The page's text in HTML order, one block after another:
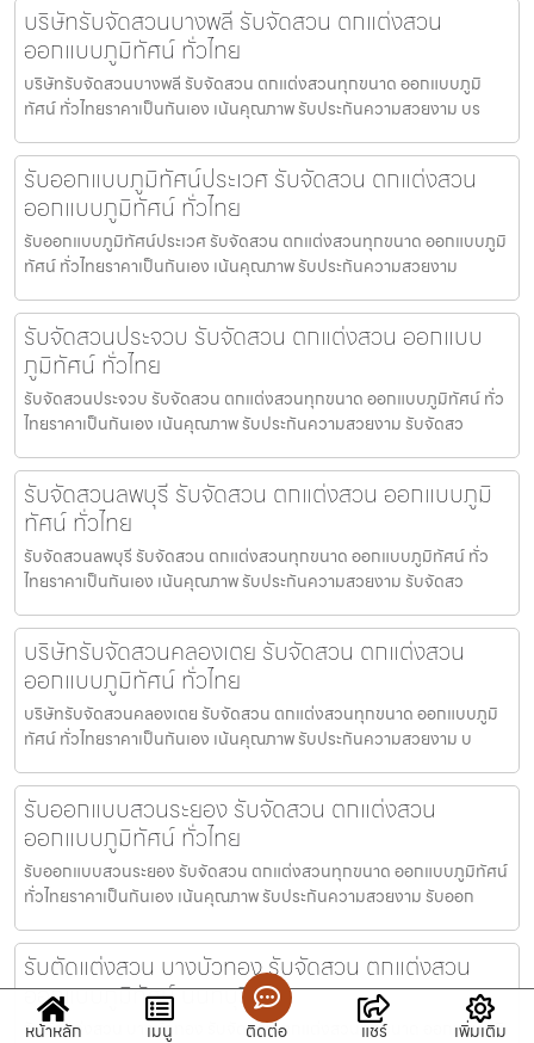
บริษัทรับจัดสวนบางพลี รับจัดสวน ตกแต่งสวน
ออกแบบภูมิทัศน์ ทั่วไทย
บริษัทรับจัดสวนบางพลี รับจัดสวน ตกแต่งสวนทุกขนาด ออกแบบภูมิ
ทัศน์ ทั่วไทยราคาเป็นกันเอง เน้นคุณภาพ รับประกันความสวยงาม บร
รับออกแบบภูมิทัศน์ประเวศ รับจัดสวน ตกแต่งสวน
ออกแบบภูมิทัศน์ ทั่วไทย
รับออกแบบภูมิทัศน์ประเวศ รับจัดสวน ตกแต่งสวนทุกขนาด ออกแบบภูมิ
ทัศน์ ทั่วไทยราคาเป็นกันเอง เน้นคุณภาพ รับประกันความสวยงาม
รับจัดสวนประจวบ รับจัดสวน ตกแต่งสวน ออกแบบ
ภูมิทัศน์ ทั่วไทย
รับจัดสวนประจวบ รับจัดสวน ตกแต่งสวนทุกขนาด ออกแบบภูมิทัศน์ ทั่ว
ไทยราคาเป็นกันเอง เน้นคุณภาพ รับประกันความสวยงาม รับจัดสว
รับจัดสวนลพบุรี รับจัดสวน ตกแต่งสวน ออกแบบภูมิ
ทัศน์ ทั่วไทย
รับจัดสวนลพบุรี รับจัดสวน ตกแต่งสวนทุกขนาด ออกแบบภูมิทัศน์ ทั่ว
ไทยราคาเป็นกันเอง เน้นคุณภาพ รับประกันความสวยงาม รับจัดสว
บริษัทรับจัดสวนคลองเตย รับจัดสวน ตกแต่งสวน
ออกแบบภูมิทัศน์ ทั่วไทย
บริษัทรับจัดสวนคลองเตย รับจัดสวน ตกแต่งสวนทุกขนาด ออกแบบภูมิ
ทัศน์ ทั่วไทยราคาเป็นกันเอง เน้นคุณภาพ รับประกันความสวยงาม บ
รับออกแบบสวนระยอง รับจัดสวน ตกแต่งสวน
ออกแบบภูมิทัศน์ ทั่วไทย
รับออกแบบสวนระยอง รับจัดสวน ตกแต่งสวนทุกขนาด ออกแบบภูมิทัศน์
ทั่วไทยราคาเป็นกันเอง เน้นคุณภาพ รับประกันความสวยงาม รับออก
รับตัดแต่งสวน บางบัวทอง รับจัดสวน ตกแต่งสวน
ออกแบบภูมิทัศน์ นนทบุรี
รับตัดแต่งสวน บางบัวทอง รับจัดสวน ตกแต่งสวนทุกขนาด ออกแบบภูมิ
หน้าหลัก เมนู ติดต่อ แชร์ เพิ่มเติม